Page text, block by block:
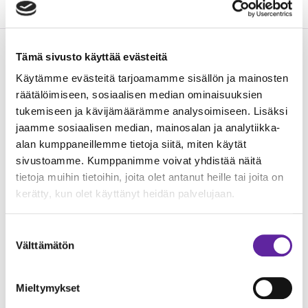
Tämä sivusto käyttää evästeitä
Käytämme evästeitä tarjoamamme sisällön ja mainosten
räätälöimiseen, sosiaalisen median ominaisuuksien
tukemiseen ja kävijämäärämme analysoimiseen. Lisäksi
jaamme sosiaalisen median, mainosalan ja analytiikka-
alan kumppaneillemme tietoja siitä, miten käytät
sivustoamme. Kumppanimme voivat yhdistää näitä
tietoja muihin tietoihin, joita olet antanut heille tai joita on
kerätty, kun olet käyttänyt heidän palvelujaan.
valinta
Välttämätön
Mieltymykset
Lue seuraavaksi
Jatke urakoi Etelä-Karjalan hyvinvointialueelle
Lappeenrantaan uuden sotekeskuksen